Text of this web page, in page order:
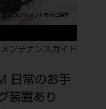
メンテナンスガイド
日常のお手
装置あり